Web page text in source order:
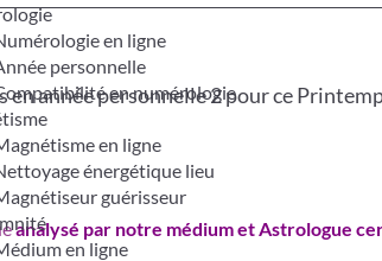
en ligne
personnelle
en numérologie
en ligne
énergétique lieu
guérisseur
en ligne
année personnelle 2 pour ce
analysé par notre médium et Astrologue